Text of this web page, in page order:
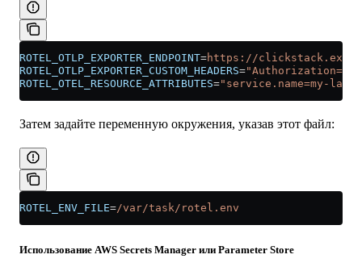
ROTEL_OTLP_EXPORTER_ENDPOINT=https://
ROTEL_OTLP_EXPORTER_CUSTOM_HEADERS=
ROTEL_OTEL_RESOURCE_ATTRIBUTES="service.name=my-
Затем задайте переменную окружения, указав этот файл:
ROTEL_ENV_FILE=/var/task/rotel.env
Использование AWS Secrets Manager или Parameter Store